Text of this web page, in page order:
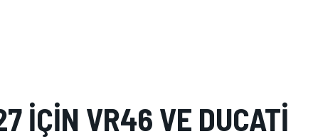
IÇIN VR46 VE DUCATI